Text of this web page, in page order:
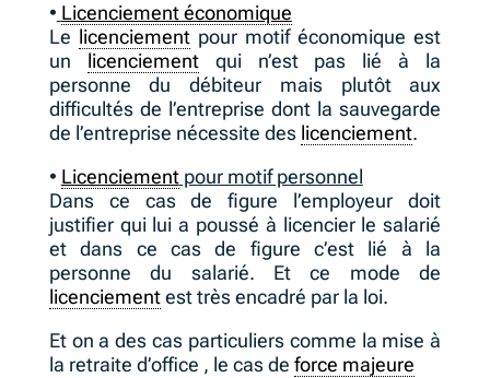
• Licenciement économique
Le licenciementpour motif économique est
un licenciementqui n’est pas lié à la
personne du débiteur mais plutôt aux
difficultés de l’entreprise dont la sauvegarde
de l’entreprise nécessite des licenciement.
• Licenciementpour motif personnel
Dans ce cas de figure l’employeur doit
justifier qui lui a poussé à licencier le salarié
et dans ce cas de figure c’est lié à la
personne du salarié. Et ce mode de
licenciementest très encadré par la loi.
Et on a des cas particuliers comme la mise à
la retraite d’office , le cas de force majeure